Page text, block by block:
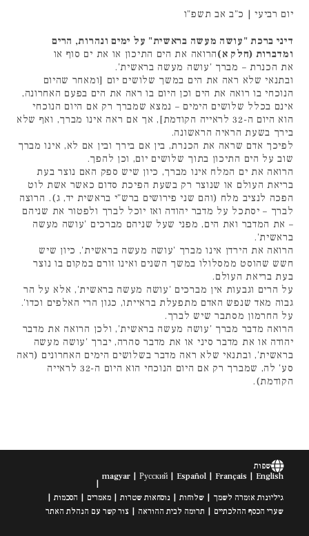
יום רביעי | כ"ב אב תשפ"ו
דיני ברכת "עושה מעשה בראשית" על ימים ונהרות, הרים
ומדברות (חלק א)הרואה את הים התיכון או את ים סוף או
את הכנרת – מברך 'עושה מעשה בראשית'.
ובתנאי שלא ראה את הים במשך שלושים יום [ומאחר שהיום
הנוכחי בו רואה את הים וכן היום בו ראה את הים בפעם האחרונה,
אינם בכלל שלושים הימים – נמצא שמברך רק אם היום הנוכחי
הוא היום ה-32 לראייה הקודמת], אך אם ראה אינו מברך, ואף שלא
בירך בשעת הראיה הראשונה.
לפיכך אדם שראה את הכנרת, בין אם בירך ובין אם לא, אינו מברך
שוב על הים התיכון בתוך שלושים יום, וכן להפך.
הרואה את ים המלח אינו מברך, כיון שיש ספק האם נוצר בעת
בריאת העולם או שנוצר רק בשעת הפיכת סדום כאשר אשת לוט
הפכה לנציב מלח (והם שני פירושים ברש"י בראשית יד, ג). הרוצה
לברך – יסתכל על מדבר יהודה ואז יוכל לברך ולפטור את שניהם
– את המדבר ואת הים, מפני שעל שניהם מברכים 'עושה מעשה
בראשית'.
הרואה את הירדן אינו מברך 'עושה מעשה בראשית', כיון שיש
חשש שהוסט ממסלולו במשך השנים ואינו זורם במקום בו נוצר
בעת בריאת העולם.
על הרים וגבעות אין מברכים 'עושה מעשה בראשית', אלא על הר
גבוה מאד שנפש האדם מתפעלת בראייתו, כגון הרי האלפים וכדו'.
על החרמון מסתבר שיש לברך.
הרואה מדבר מברך 'עושה מעשה בראשית', ולכן הרואה את מדבר
יהודה או את מדבר סיני או את מדבר סהרה, יברך 'עושה מעשה
בראשית', ובתנאי שלא ראה מדבר בשלושים הימים האחרונים (ראה
סע' לה, שמברך רק אם היום הנוכחי הוא היום ה-32 לראייה
הקודמת).
שפות
English
Français
Español
Русский
magyar
גיליונות אזמרה לשמך שלוחות נוסחאות שטרות מאמרים
הסכמות
שערי הכסף ההלכתיים
תרומה לבית ההוראה צור קשר עם הנהלת האתר